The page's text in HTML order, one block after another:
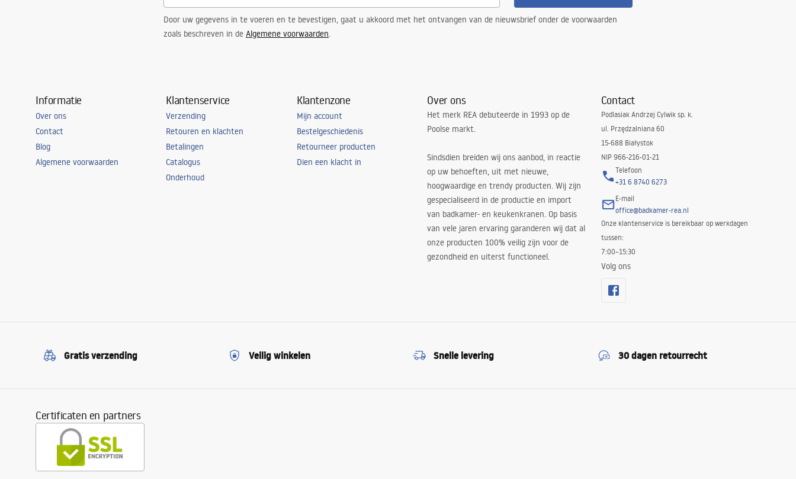
Door uw gegevens in te voeren en te bevestigen, gaat u akkoord met het ontvangen van de nieuwsbrief onder de voorwaarden
zoals beschreven in de Algemene voorwaarden.
Informatie
Over ons
Contact
Blog
Algemene voorwaarden
Klantenservice
Verzending
Retouren en klachten
Betalingen
Catalogus
Onderhoud
Klantenzone
Mijn account
Bestelgeschiedenis
Retourneer producten
Dien een klacht in
Over ons
Het merk REA debuteerde in 1993 op de
Poolse markt.
Sindsdien breiden wij ons aanbod, in reactie
op uw behoeften, uit met nieuwe,
hoogwaardige en trendy producten. Wij zijn
gespecialiseerd in de productie en import
van badkamer- en keukenkranen. Op basis
van vele jaren ervaring garanderen wij dat al
onze producten 100% veilig zijn voor de
gezondheid en uiterst functioneel.
Contact
Podlasiak Andrzej Cylwik sp. k.
ul. Przędzalniana 60
15-688 Białystok
NIP 966-216-01-21
Telefoon
+31 6 8740 6273
E-mail
office@badkamer-rea.nl
Onze klantenservice is bereikbaar op werkdagen
tussen:
7:00–15:30
Volg ons
Gratis verzending Veilig winkelen Snelle levering 30 dagen retourrecht
Certificaten en partners